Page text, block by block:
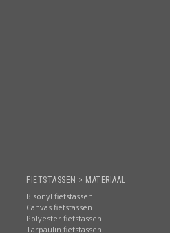
FIETSTASSEN > MATERIAAL
Bisonyl fietstassen
Canvas fietstassen
Polyester fietstassen
Tarpaulin fietstassen